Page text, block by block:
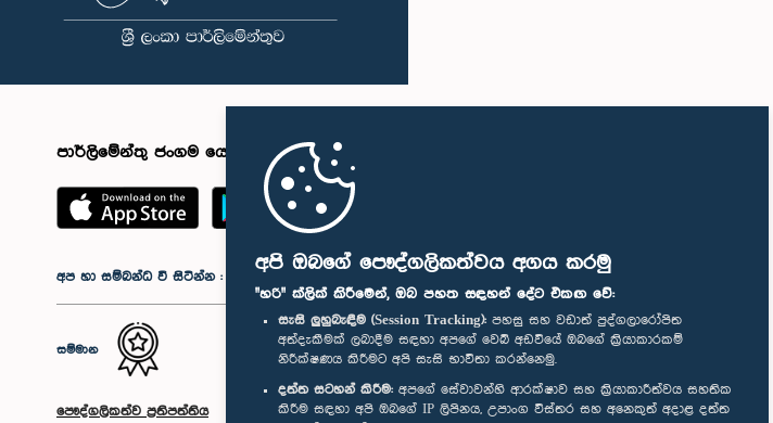
අපි ඔබගේ පෞද්ගලිකත්වය අගය කරමු
"හරි" ක්ලික් කිරීමෙන්, ඔබ පහත සඳහන් දේට එකඟ වේ:
සැසි ලුහුබැඳීම (Session Tracking): පහසු සහ වඩාත් පුද්ගලාරෝපිත
අත්දැකීමක් ලබාදීම සඳහා අපගේ වෙබ් අඩවියේ ඔබගේ ක්‍රියාකාරකම්
නිරීක්ෂණය කිරීමට අපි සැසි භාවිතා කරන්නෙමු.
දත්ත සටහන් කිරීම: අපගේ සේවාවන්හි ආරක්ෂාව සහ ක්‍රියාකාරීත්වය සහතික
කිරීම සඳහා අපි ඔබගේ IP ලිපිනය, උපාංග විස්තර සහ අනෙකුත් අදාළ දත්ත
පාර්ලිමේන්තු ජංගම යෙදුම
අප හා සම්බන්ධ වී සිටින්න :
සම්මාන
පෞද්ගලිකත්ව ප්‍රතිපත්තිය